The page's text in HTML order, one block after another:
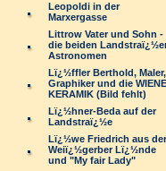
Leopoldi in der
Marxergasse
Littrow Vater und Sohn -
die beiden
Astronomen
Lï¿½ffler Berthold, Maler,
Graphiker und die
KERAMIK (Bild fehlt)
Lï¿½hner-Beda auf der
Landstraï¿½e
Lï¿½we Friedrich aus der
Weiï¿½gerber Lï¿½nde
und "My fair Lady"